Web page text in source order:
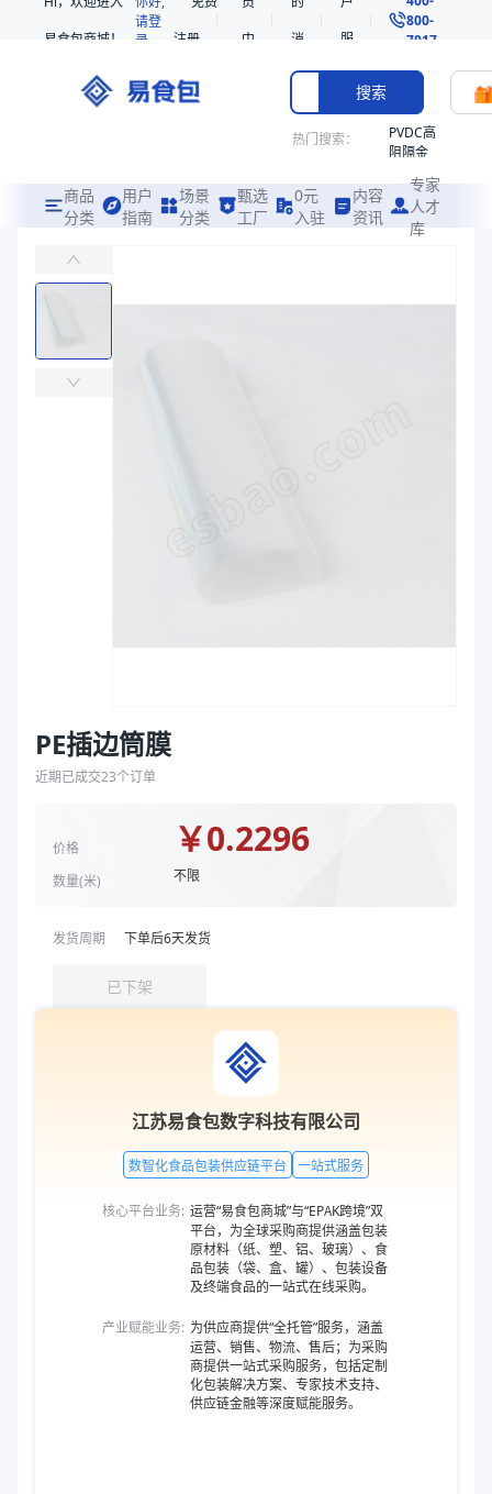
易食包商城！
请登
录
注册
中
消
息
服
务
800-
7017
搜索
热门搜索：
PVDC高
阻隔金
共挤热
收缩袋
商品
分类
用户
指南
场景
分类
甄选
工厂
0元
入驻
内容
资讯
专家
人才
库
易食包（EPAK）专注于PE插边筒膜包装，提供详尽的规格参数、实物
￥0.2296
商品分类
PE插边筒膜
近期已成交23个订单
价格
数量(米)
￥0.2296
不限
发货周期 下单后6天发货
已下架
江苏易食包数字科技有限公司
数智化食品包装供应链平台 一站式服务
核心平台业务: 运营“易食包商城”与“EPAK跨境”双
平台，为全球采购商提供涵盖包装
原材料（纸、塑、铝、玻璃）、食
品包装（袋、盒、罐）、包装设备
及终端食品的一站式在线采购。
产业赋能业务: 为供应商提供“全托管”服务，涵盖
运营、销售、物流、售后；为采购
商提供一站式采购服务，包括定制
化包装解决方案、专家技术支持、
供应链金融等深度赋能服务。